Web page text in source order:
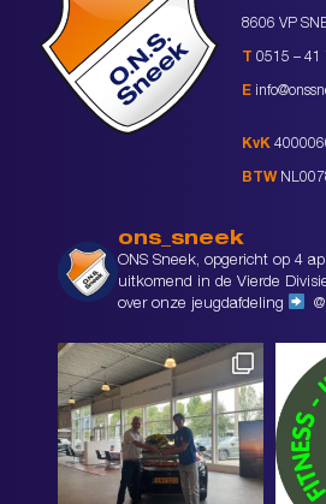
8606 VP
T 0515 – 41
E
KvK
BTW
ons_sneek
ONS Sneek, opgericht op 4
uitkomend in de Vierde
over onze jeugdafdeling